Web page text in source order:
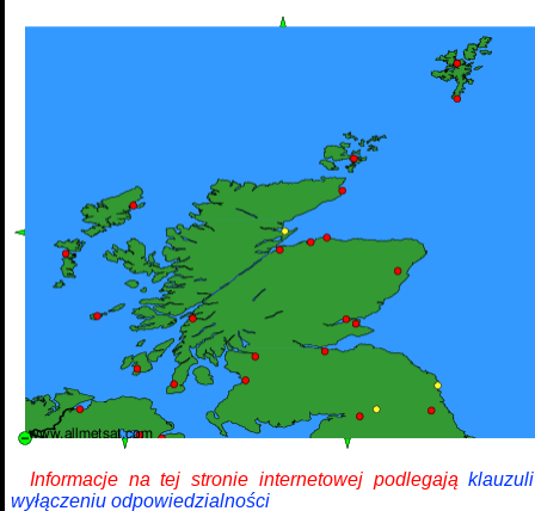
Informacje na tej stronie internetowej podlegają
wyłączeniu odpowiedzialności